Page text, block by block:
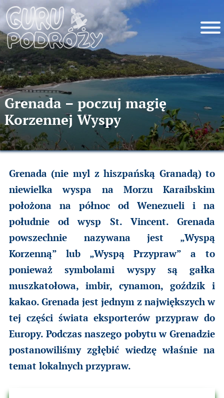
Grenada – poczuj magię
Korzennej Wyspy
Grenada (nie myl z hiszpańską Granadą) to
niewielka wyspa na Morzu Karaibskim
położona na północ od Wenezueli i na
południe od wysp St. Vincent. Grenada
powszechnie nazywana jest „Wyspą
Korzenną” lub „Wyspą Przypraw” a to
ponieważ symbolami wyspy są gałka
muszkatołowa, imbir, cynamon, goździk i
kakao. Grenada jest jednym z największych w
tej części świata eksporterów przypraw do
Europy. Podczas naszego pobytu w Grenadzie
postanowiliśmy zgłębić wiedzę właśnie na
temat lokalnych przypraw.